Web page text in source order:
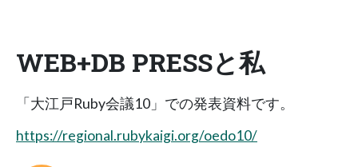
WEB+DB PRESSと私
「大江戸Ruby会議10」での発表資料です。
https://regional.rubykaigi.org/oedo10/